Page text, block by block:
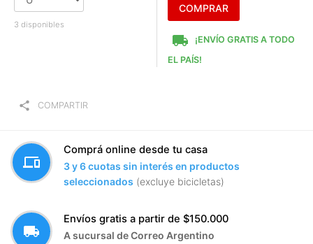
3 disponibles
COMPRAR
local_shipping
¡ENVÍO GRATIS A TODO
EL PAÍS!
share COMPARTIR
devices
Comprá online desde tu casa
3 y 6 cuotas sin interés en productos
seleccionados (excluye bicicletas)
local_shipping
Envíos gratis a partir de $150.000
A sucursal de Correo Argentino